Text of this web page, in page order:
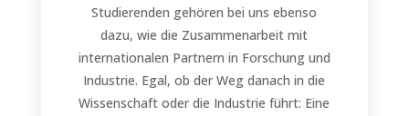
Studierenden gehören bei uns ebenso
dazu, wie die Zusammenarbeit mit
internationalen Partnern in Forschung und
Industrie. Egal, ob der Weg danach in die
Wissenschaft oder die Industrie führt: Eine